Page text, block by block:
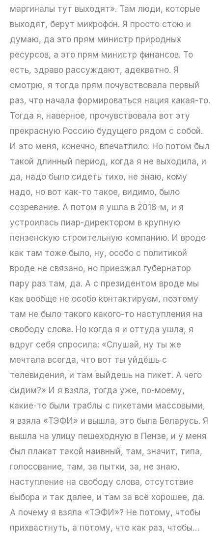
маргиналы тут выходят». Там люди, которые
выходят, берут микрофон. Я просто стою и
думаю, да это прям министр природных
ресурсов, а это прям министр финансов. То
есть, здраво рассуждают, адекватно. Я
смотрю, я тогда прям почувствовала первый
раз, что начала формироваться нация какая-то.
Тогда я, наверное, прочувствовала вот эту
прекрасную Россию будущего рядом с собой.
И это меня, конечно, впечатлило. Но потом был
такой длинный период, когда я не выходила, и
да, надо было сидеть тихо, не знаю, кому
надо, но вот как-то такое, видимо, было
созревание. А потом я ушла в 2018-м, и я
устроилась пиар-директором в крупную
пензенскую строительную компанию. И вроде
как там тоже было, ну, особо с политикой
вроде не связано, но приезжал губернатор
пару раз там, да. А с президентом вроде мы
как вообще не особо контактируем, поэтому
там не было такого какого-то наступления на
свободу слова. Но когда я и оттуда ушла, я
вдруг себя спросила: «Слушай, ну ты же
мечтала всегда, что вот ты уйдёшь с
телевидения, и там выйдешь на пикет. А чего
сидим?» И я взяла, тогда уже, по-моему,
какие-то были траблы с пикетами массовыми,
я взяла «ТЭФИ» и вышла, это была Беларусь. Я
вышла на улицу пешеходную в Пензе, и у меня
был плакат такой наивный, там, значит, типа,
голосование, там, за пытки, за, не знаю,
наступление на свободу слова, отсутствие
выбора и так далее, и там за всё хорошее, да.
А почему я взяла «ТЭФИ»? Не потому, чтобы
прихвастнуть, а потому, что как раз, чтобы…